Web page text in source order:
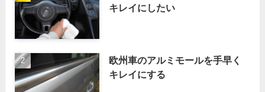
キレイにしたい
欧州車のアルミモールを手早く
キレイにする